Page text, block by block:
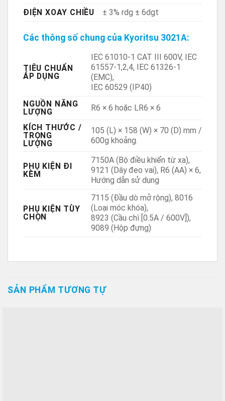
ĐIỆN XOAY CHIỀU
± 3% rdg ± 6dgt
Các thông số chung của Kyoritsu 3021A:
TIÊU CHUẨN
ÁP DỤNG
IEC 61010-1 CAT III 600V, IEC
61557-1,2,4, IEC 61326-1
(EMC),
IEC 60529 (IP40)
NGUỒN NĂNG
LƯỢNG
R6 × 6 hoặc LR6 × 6
KÍCH THƯỚC /
TRỌNG
LƯỢNG
105 (L) × 158 (W) × 70 (D) mm /
600g khoảng.
PHỤ KIỆN ĐI
KÈM
7150A (Bộ điều khiển từ xa),
9121 (Dây đeo vai), R6 (AA) × 6,
Hướng dẫn sử dụng
PHỤ KIỆN TÙY
CHỌN
7115 (Đầu dò mở rộng), 8016
(Loại móc khóa),
8923 (Cầu chì [0.5A / 600V]),
9089 (Hộp đựng)
SẢN PHẨM TƯƠNG TỰ